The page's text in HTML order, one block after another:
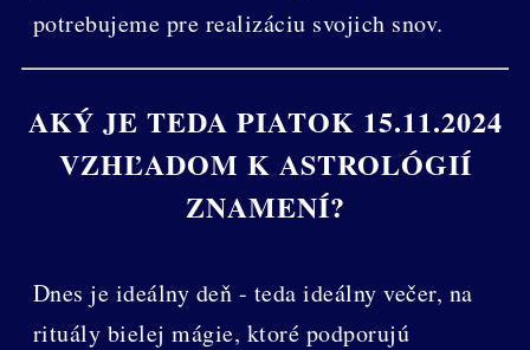
potrebujeme pre realizáciu svojich snov.
AKÝ JE TEDA PIATOK 15.11.2024
VZHĽADOM K ASTROLÓGIÍ
ZNAMENÍ?
Dnes je ideálny deň - teda ideálny večer, na
rituály bielej mágie, ktoré podporujú